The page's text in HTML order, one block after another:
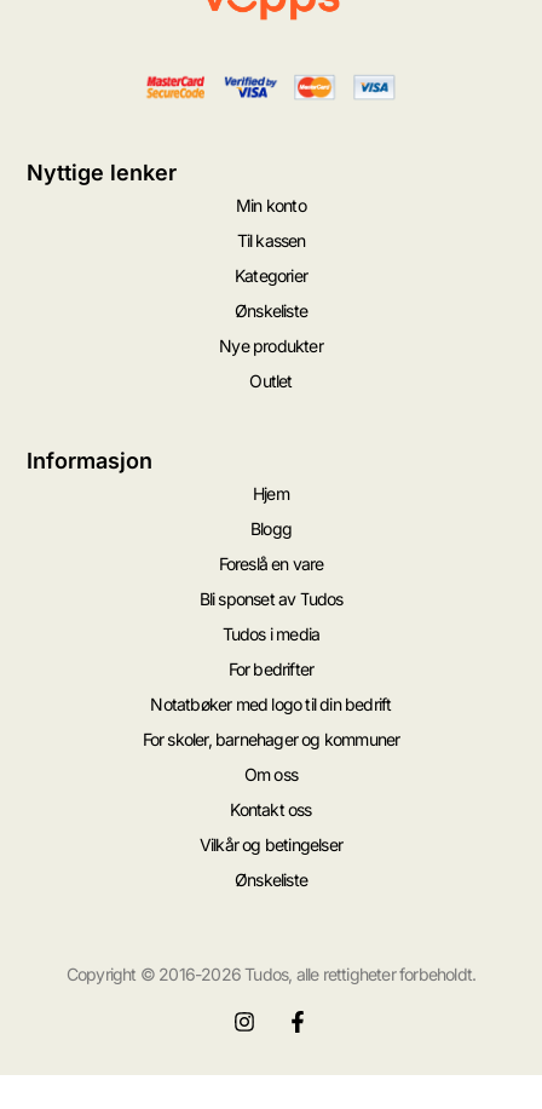
Nyttige lenker
Min konto
Til kassen
Kategorier
Ønskeliste
Nye produkter
Outlet
Informasjon
Hjem
Blogg
Foreslå en vare
Bli sponset av Tudos
Tudos i media
For bedrifter
Notatbøker med logo til din bedrift
For skoler, barnehager og kommuner
Om oss
Kontakt oss
Vilkår og betingelser
Ønskeliste
Copyright © 2016-2026 Tudos, alle rettigheter forbeholdt.